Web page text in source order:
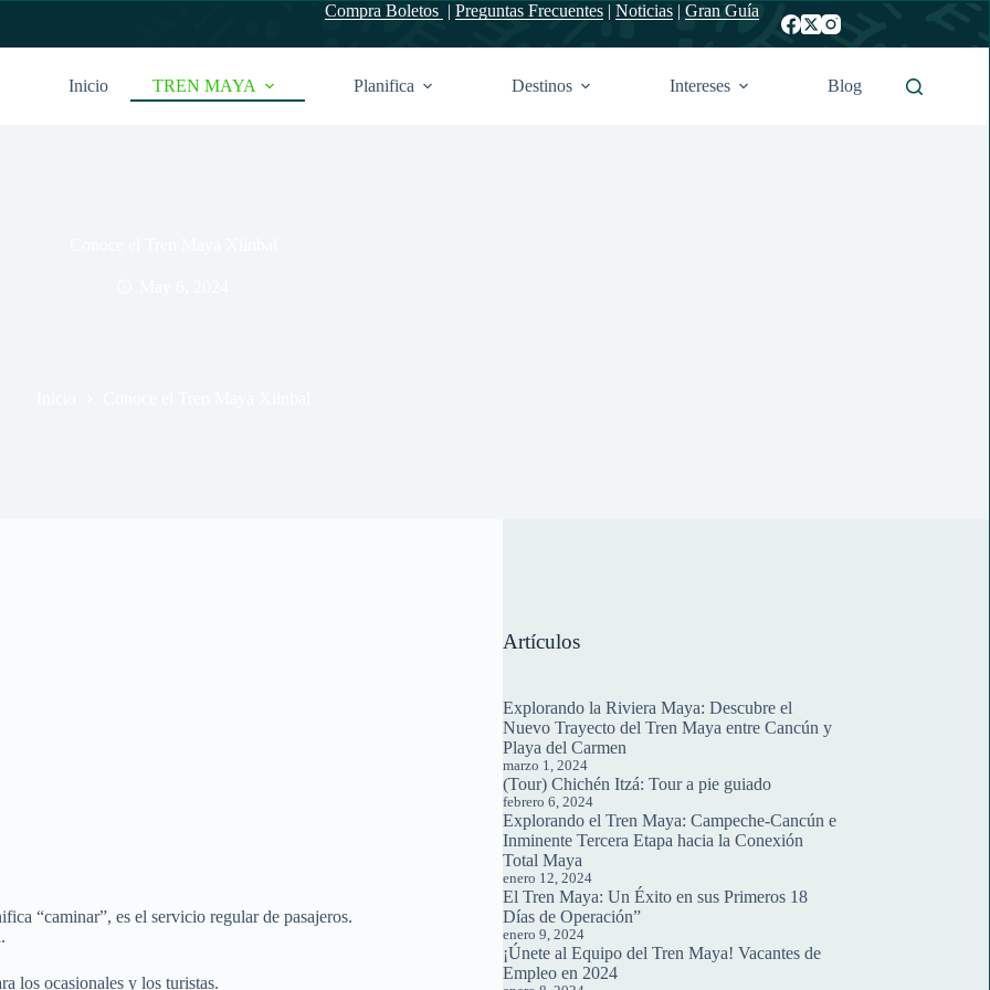
Compra Boletos | Preguntas Frecuentes| Noticias| Gran Guía
Inicio TREN MAYA Planifica Destinos Intereses Blog
“caminar”, es el servicio regular de pasajeros.
los ocasionales y los turistas.
Artículos
Explorando la Riviera Maya: Descubre el
Nuevo Trayecto del Tren Maya entre Cancún y
Playa del Carmen
marzo 1, 2024
(Tour) Chichén Itzá: Tour a pie guiado
febrero 6, 2024
Explorando el Tren Maya: Campeche-Cancún e
Inminente Tercera Etapa hacia la Conexión
Total Maya
enero 12, 2024
El Tren Maya: Un Éxito en sus Primeros 18
Días de Operación”
enero 9, 2024
¡Únete al Equipo del Tren Maya! Vacantes de
Empleo en 2024